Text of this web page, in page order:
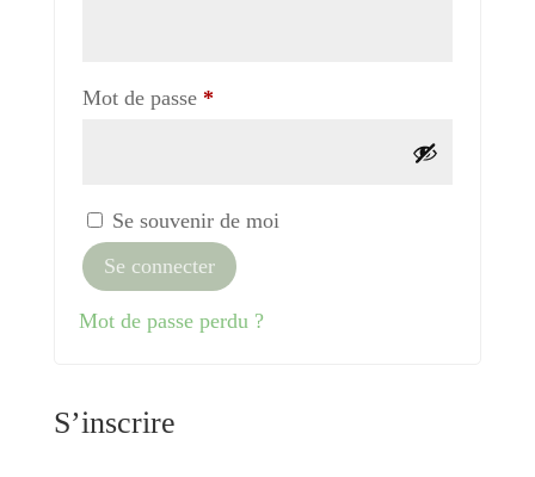
Mot de passe *Obligatoire
Se souvenir de moi
Se connecter
Mot de passe perdu ?
S’inscrire